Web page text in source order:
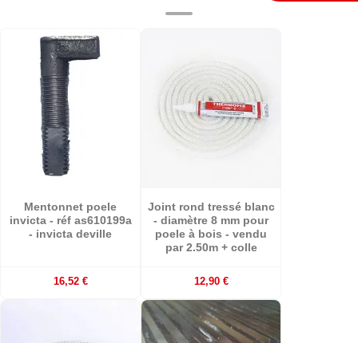
Mentonnet poele
invicta - réf as610199a
- invicta deville
16,52 €
Joint rond tressé blanc
- diamètre 8 mm pour
poele à bois - vendu
par 2.50m + colle
12,90 €